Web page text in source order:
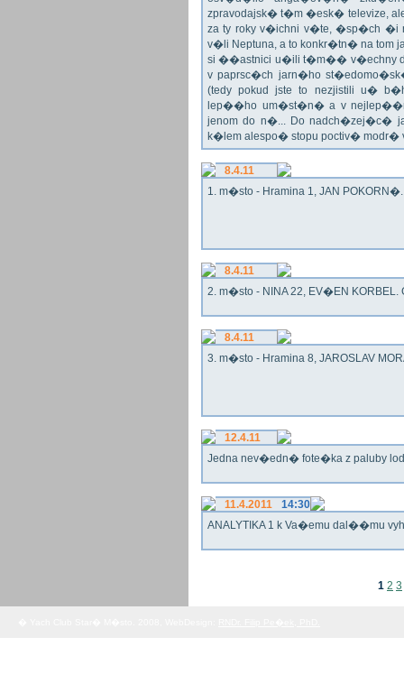
zpravodajsk� t�m �esk� televize,
za ty roky v�ichni v�te, �sp�ch
v�li Neptuna, a to konkr�tn� na tom
si ��astnici u�ili t�m�� v�echny
v paprsc�ch jarn�ho
(tedy pokud jste to nezjistili u�
lep��ho um�st�n� a v
jenom do n�... Do nadch�zej�c�
k�lem alespo� stopu poctiv�
8.4.11
1. m�sto - Hramina 1, JAN
8.4.11
2. m�sto - NINA 22, EV�EN KORBEL.
8.4.11
3. m�sto - Hramina 8, JAROSLAV
12.4.11
Jedna nev�edn� fote�ka z paluby
11.4.2011
14:30
ANALYTIKA 1 k Va�emu dal��mu
1 2 3